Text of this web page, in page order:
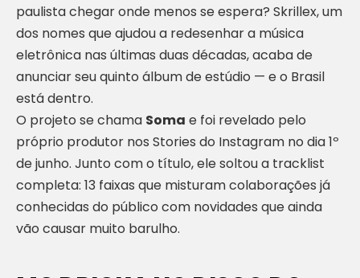
paulista chegar onde menos se espera? Skrillex, um
dos nomes que ajudou a redesenhar a música
eletrônica nas últimas duas décadas, acaba de
anunciar seu quinto álbum de estúdio — e o Brasil
está dentro.
O projeto se chama Soma e foi revelado pelo
próprio produtor nos Stories do Instagram no dia 1º
de junho. Junto com o título, ele soltou a tracklist
completa: 13 faixas que misturam colaborações já
conhecidas do público com novidades que ainda
vão causar muito barulho.